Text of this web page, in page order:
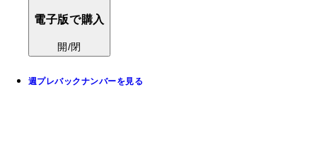
電子版で購入
開/閉
週プレバックナンバーを見る